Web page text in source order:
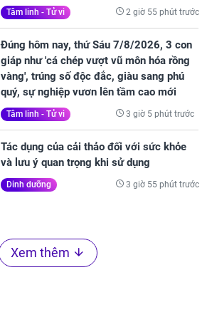
Tâm linh - Tử vi 2 giờ 55 phút trước
Đúng hôm nay, thứ Sáu 7/8/2026, 3 con
giáp như 'cá chép vượt vũ môn hóa rồng
vàng', trúng số độc đắc, giàu sang phú
quý, sự nghiệp vươn lên tầm cao mới
Tâm linh - Tử vi 3 giờ 5 phút trước
Tác dụng của cải thảo đối với sức khỏe
và lưu ý quan trọng khi sử dụng
Dinh dưỡng 3 giờ 55 phút trước
Xem thêm